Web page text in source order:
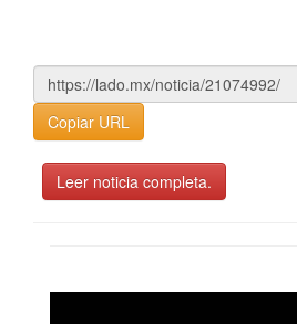
Copiar URL
Leer noticia completa.